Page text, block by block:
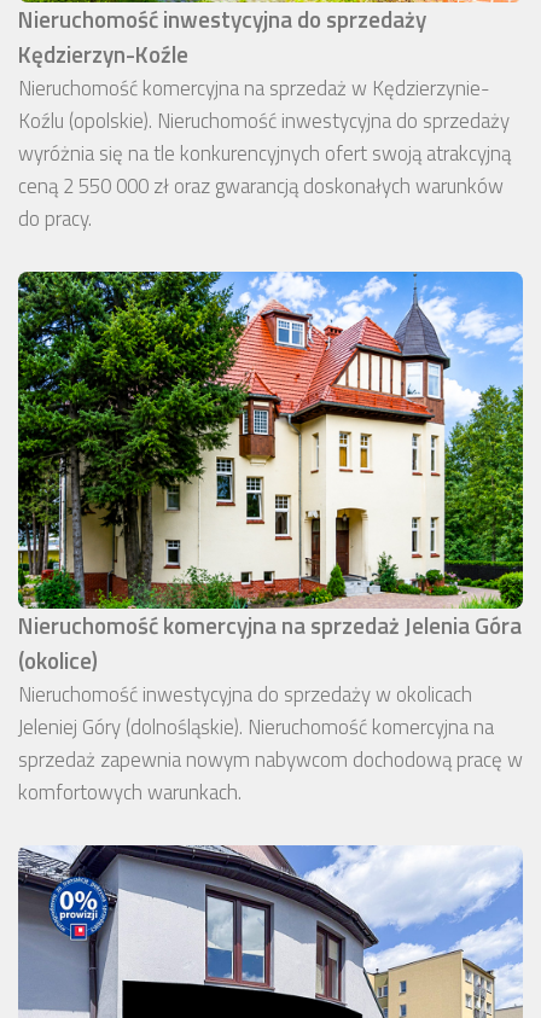
Nieruchomość inwestycyjna do sprzedaży
Kędzierzyn-Koźle
Nieruchomość komercyjna na sprzedaż w Kędzierzynie-
Koźlu (opolskie). Nieruchomość inwestycyjna do sprzedaży
wyróżnia się na tle konkurencyjnych ofert swoją atrakcyjną
ceną 2 550 000 zł oraz gwarancją doskonałych warunków
do pracy.
Nieruchomość komercyjna na sprzedaż Jelenia Góra
(okolice)
Nieruchomość inwestycyjna do sprzedaży w okolicach
Jeleniej Góry (dolnośląskie). Nieruchomość komercyjna na
sprzedaż zapewnia nowym nabywcom dochodową pracę w
komfortowych warunkach.